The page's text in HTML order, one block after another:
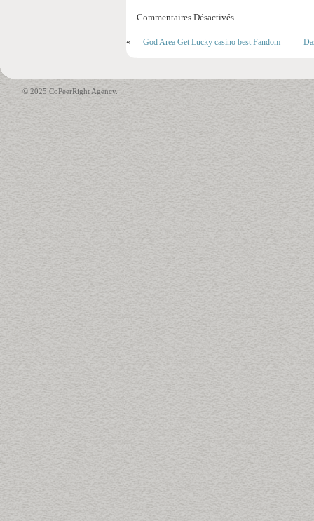
Commentaires Désactivés
« God Area Get Lucky casino best Fandom
© 2025 CoPeerRight Agency.